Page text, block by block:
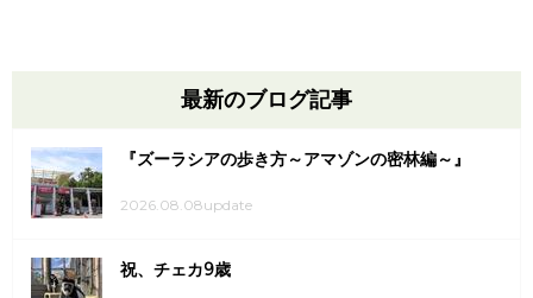
最新のブログ記事
『ズーラシアの歩き方～アマゾンの密林編～』
2026.08.08update
祝、チェカ9歳